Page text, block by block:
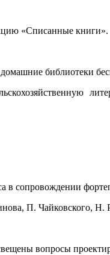
«Списанные книги».
библиотеки
в сопровождении
П. Чайковского, Н.
вопросы